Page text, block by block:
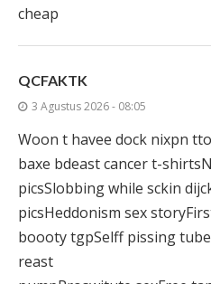
cheap
QCFAKTK
3 Agustus 2026 - 08:05
Woon t havee dock nixpn
baxe bdeast cancer t-
picsSlobbing while sckin
picsHeddonism sex
boooty tgpSelff pissing
reast